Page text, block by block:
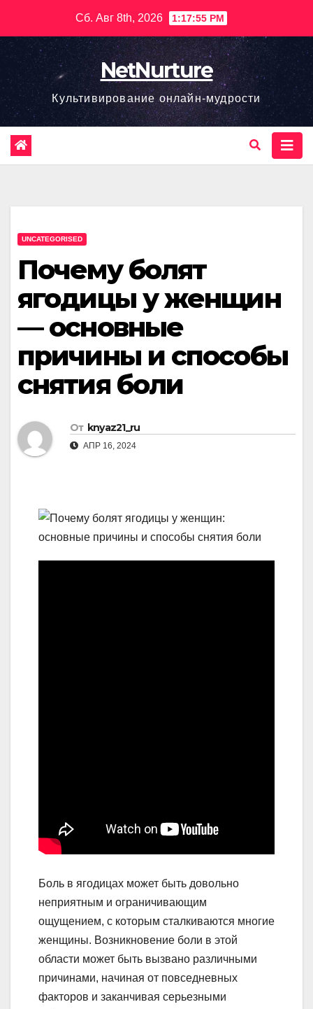
содержимому
Сб. Авг 8th, 2026 1:17:56 PM
NetNurture
Культивирование онлайн-мудрости
UNCATEGORISED
Почему болят
ягодицы у женщин
— основные
причины и способы
снятия боли
От knyaz21_ru
АПР 16, 2024
Боль в ягодицах может быть довольно
неприятным и ограничивающим
ощущением, с которым сталкиваются многие
женщины. Возникновение боли в этой
области может быть вызвано различными
причинами, начиная от повседневных
факторов и заканчивая серьезными